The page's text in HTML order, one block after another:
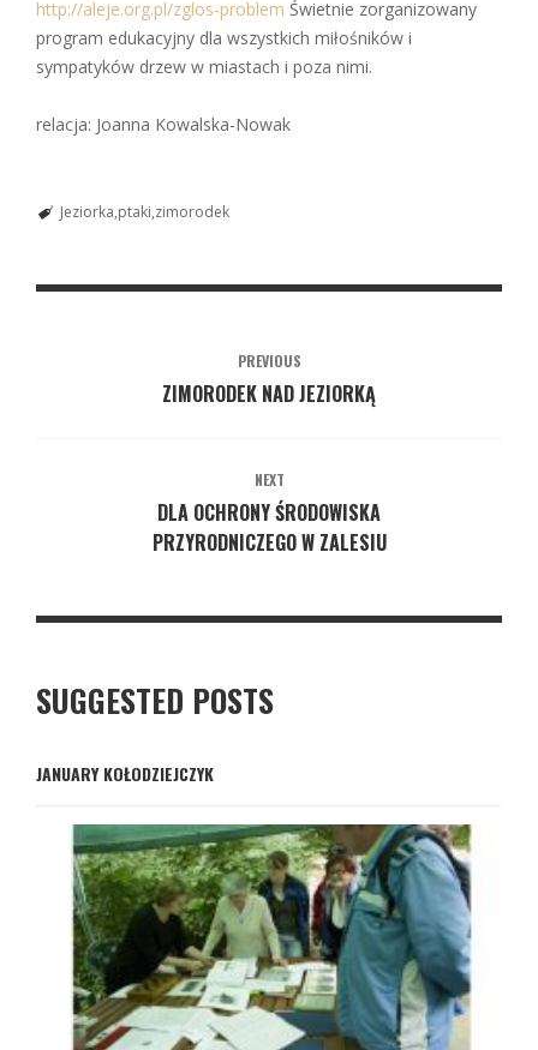
http://aleje.org.pl/zglos-problem Świetnie zorganizowany
program edukacyjny dla wszystkich miłośników i
sympatyków drzew w miastach i poza nimi.
relacja: Joanna Kowalska-Nowak
Jeziorka ptaki zimorodek
PREVIOUS
ZIMORODEK NAD JEZIORKĄ
NEXT
DLA OCHRONY ŚRODOWISKA
PRZYRODNICZEGO W ZALESIU
SUGGESTED POSTS
JANUARY KOŁODZIEJCZYK